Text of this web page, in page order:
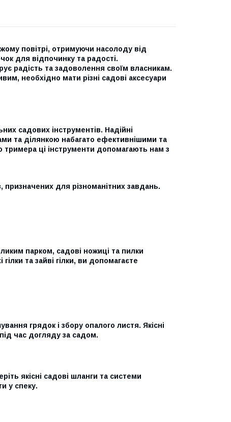
повітрі, отримуючи насолоду від
для відпочинку та радості.
радість та задоволення своїм власникам.
необхідно мати різні садові аксесуари
садових інструментів. Надійні
та ділянкою набагато ефективнішими та
ці інструменти допомагають нам з
для різноманітних завдань.
парком, садові ножиці та пилки
та зайві гілки, ви допомагаєте
грядок і збору опалого листя. Якісні
час догляду за садом.
якісні садові шланги та системи
у спеку.